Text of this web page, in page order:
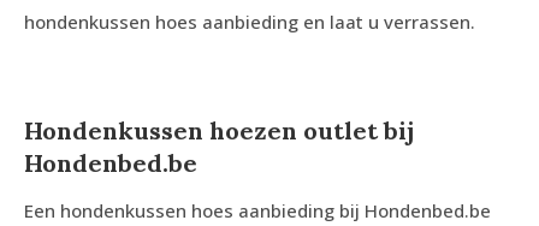
hondenkussen hoes aanbieding en laat u verrassen.
Hondenkussen hoezen outlet bij
Hondenbed.be
Een hondenkussen hoes aanbieding bij Hondenbed.be